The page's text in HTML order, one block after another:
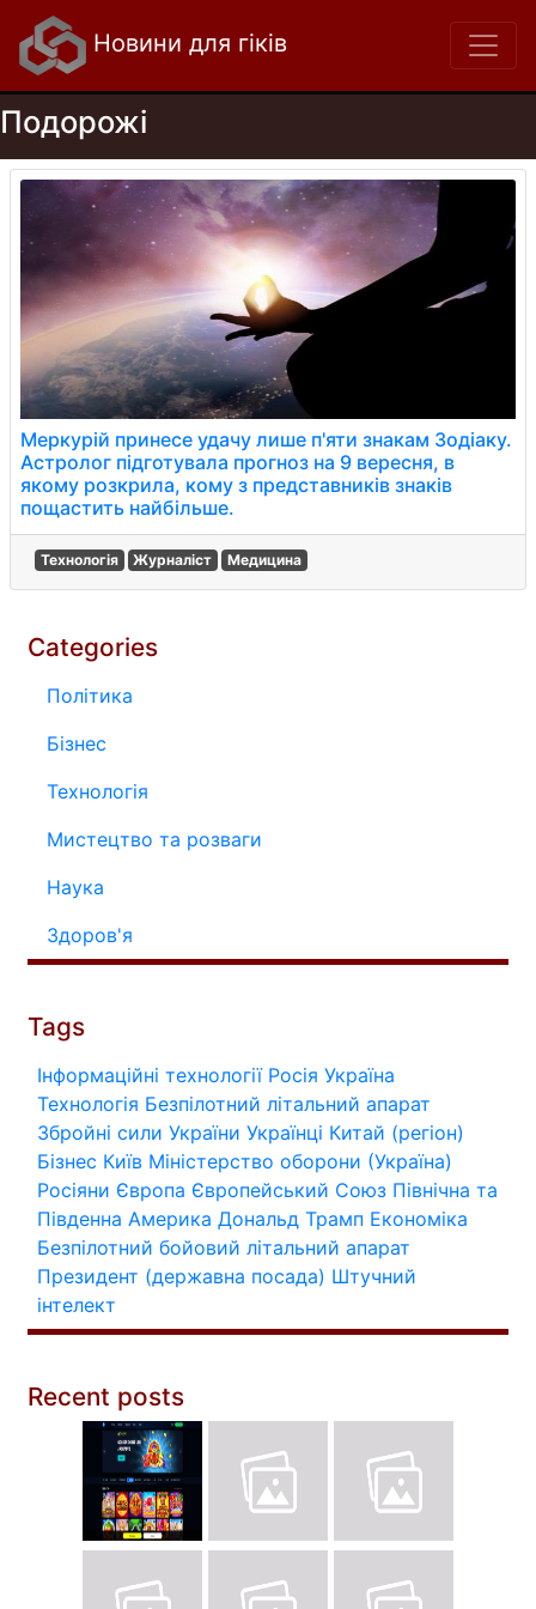
Новини для гіків
Подорожі
Меркурій принесе удачу лише п'яти знакам Зодіаку.
Астролог підготувала прогноз на 9 вересня, в
якому розкрила, кому з представників знаків
пощастить найбільше.
Технологія Журналіст Медицина
Categories
Політика
Бізнес
Технологія
Мистецтво та розваги
Наука
Здоров'я
Tags
Інформаційні технології Росія Україна
Технологія Безпілотний літальний апарат
Збройні сили України Українці Китай (регіон)
Бізнес Київ Міністерство оборони (Україна)
Росіяни Європа Європейський Союз Північна та
Південна Америка Дональд Трамп Економіка
Безпілотний бойовий літальний апарат
Президент (державна посада) Штучний
інтелект
Recent posts